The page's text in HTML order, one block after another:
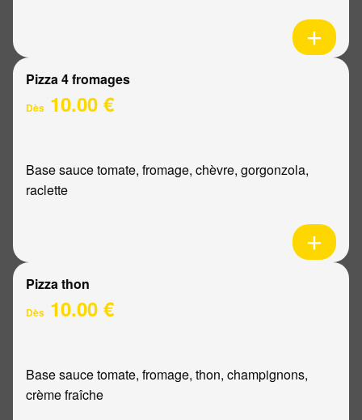
Pizza 4 fromages
Dès 10.00 €
Base sauce tomate, fromage, chèvre, gorgonzola,
raclette
Pizza thon
Dès 10.00 €
Base sauce tomate, fromage, thon, champignons,
crème fraîche